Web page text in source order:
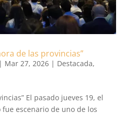
de las provincias”
Mar 27, 2026| Destacada,
El pasado jueves 19, el
escenario de uno de los